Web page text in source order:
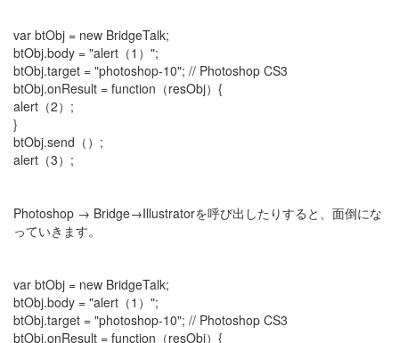
var btObj = new BridgeTalk;
btObj.body = "alert（1）";
btObj.target = "photoshop-10"; // Photoshop CS3
btObj.onResult = function（resObj）{
alert（2）;
}
btObj.send（）;
alert（3）;
Photoshop → Bridge→Illustratorを呼び出したりすると、面倒にな
っていきます。
var btObj = new BridgeTalk;
btObj.body = "alert（1）";
btObj.target = "photoshop-10"; // Photoshop CS3
btObj.onResult = function（resObj）{